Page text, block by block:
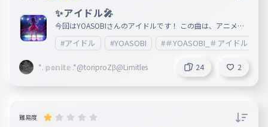
✨️アイドル🎤
今回はYOASOBIさんのアイドルです！ この曲は、アニメ「
推しの子」のオープニングテーマとして制作された曲です！
私はYOASOBIさんのライブに行ったことがあるのですが、
そのときはアンコールとして 歌われてました！ 車に乗ると
#アイドル #YOASOBI #＃YOASOBI_＃アイドル
*. 𝕡𝕠𝕟𝕚𝕥𝕖 .*@toriproZβ@Limitles 24 2
難易度